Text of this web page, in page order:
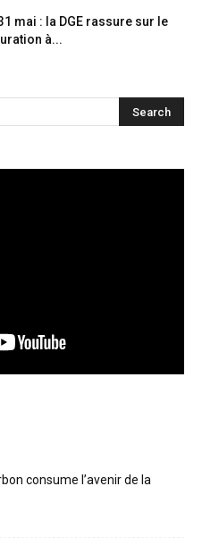
mai : la DGE rassure sur le
à...
consume l’avenir de la